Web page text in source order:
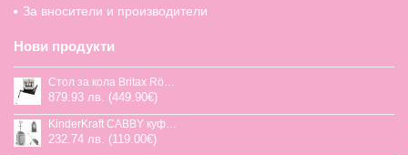
За вносители и производители
Нови продукти
879.93 лв. (449.90€)
232.74 лв. (119.00€)